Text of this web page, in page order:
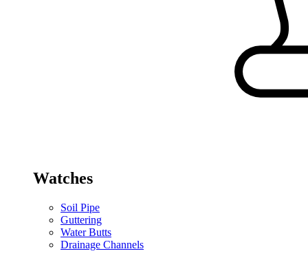
Watches
Soil Pipe
Guttering
Water Butts
Drainage Channels